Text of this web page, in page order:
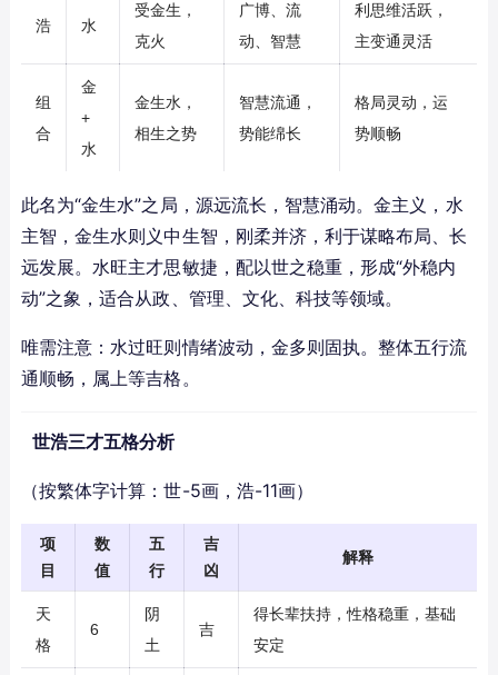
浩 水
受金生，
克火
广博、流
动、智慧
利思维活跃，
主变通灵活
组
合
金
+
水
金生水，
相生之势
智慧流通，
势能绵长
格局灵动，运
势顺畅
此名为“金生水”之局，源远流长，智慧涌动。金主义，水
主智，金生水则义中生智，刚柔并济，利于谋略布局、长
远发展。水旺主才思敏捷，配以世之稳重，形成“外稳内
动”之象，适合从政、管理、文化、科技等领域。
唯需注意：水过旺则情绪波动，金多则固执。整体五行流
通顺畅，属上等吉格。
世浩三才五格分析
（按繁体字计算：世-5画，浩-11画）
项
目
数
值
五
行
吉
凶
解释
天
格
6
阴
土
吉
得长辈扶持，性格稳重，基础
安定